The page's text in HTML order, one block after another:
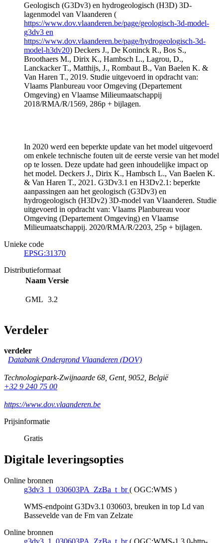
Geologisch (G3Dv3) en hydrogeologisch (H3D) 3D-
lagenmodel van Vlaanderen (
https://www.dov.vlaanderen.be/page/geologisch-3d-model-
g3dv3 en
https://www.dov.vlaanderen.be/page/hydrogeologisch-3d-
model-h3dv20) Deckers J., De Koninck R., Bos S.,
Broothaers M., Dirix K., Hambsch L., Lagrou, D.,
Lanckacker T., Matthijs, J., Rombaut B., Van Baelen K. &
Van Haren T., 2019. Studie uitgevoerd in opdracht van:
Vlaams Planbureau voor Omgeving (Departement
Omgeving) en Vlaamse Milieumaatschappij
2018/RMA/R/1569, 286p + bijlagen.
In 2020 werd een beperkte update van het model uitgevoerd
om enkele technische fouten uit de eerste versie van het model
op te lossen. Deze update had geen inhoudelijke impact op
het model. Deckers J., Dirix K., Hambsch L., Van Baelen K.
& Van Haren T., 2021. G3Dv3.1 en H3Dv2.1: beperkte
aanpassingen aan het geologisch (G3Dv3) en
hydrogeologisch (H3Dv2) 3D-model van Vlaanderen. Studie
uitgevoerd in opdracht van: Vlaams Planbureau voor
Omgeving (Departement Omgeving) en Vlaamse
Milieumaatschappij. 2020/RMA/R/2203, 25p + bijlagen.
Unieke code
EPSG:31370
Distributieformaat
Naam Versie
GML 3.2
Verdeler
verdeler
Databank Ondergrond Vlaanderen (DOV)
Technologiepark-Zwijnaarde 68, Gent, 9052, België
+32 9 240 75 00
https://www.dov.vlaanderen.be
Prijsinformatie
Gratis
Digitale leveringsopties
Online bronnen
g3dv3_1_030603PA_ZzBa_t_br ( OGC:WMS )
WMS-endpoint G3Dv3.1 030603, breuken in top Ld van
Bassevelde van de Fm van Zelzate
Online bronnen